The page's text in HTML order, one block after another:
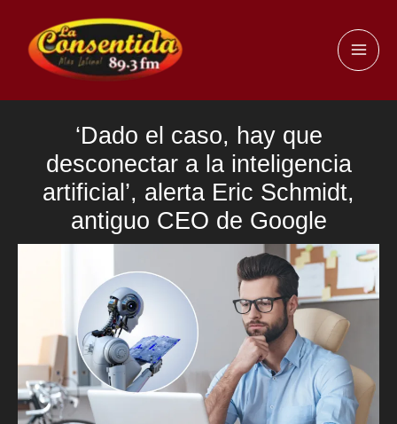
contenido
‘Dado el caso, hay que
desconectar a la inteligencia
artificial’, alerta Eric Schmidt,
antiguo CEO de Google